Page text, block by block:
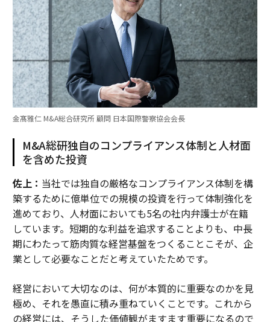
金髙雅仁 M&A総合研究所 顧問 日本国際警察協会会長
M&A総研独自のコンプライアンス体制と人材面
を含めた投資
佐上： 当社では独自の厳格なコンプライアンス体制を構
築するために億単位での規模の投資を行って体制強化を
進めており、人材面においても5名の社内弁護士が在籍
しています。短期的な利益を追求することよりも、中長
期にわたって筋肉質な経営基盤をつくることこそが、企
業として必要なことだと考えていたためです。
経営において大切なのは、何が本質的に重要なのかを見
極め、それを愚直に積み重ねていくことです。これから
の経営には、そうした価値観がますます重要になるので